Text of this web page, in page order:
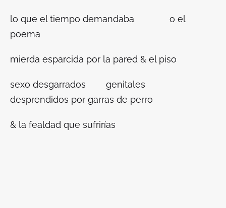
lo que el tiempo demandaba o el
poema
mierda esparcida por la pared & el piso
sexo desgarrados genitales
desprendidos por garras de perro
& la fealdad que sufrirías